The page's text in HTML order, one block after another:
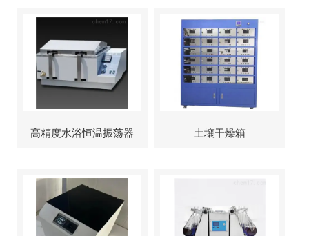
高精度水浴恒温振荡器 土壤干燥箱